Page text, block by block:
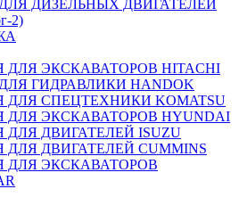
ДИЗЕЛЬНЫХ ДВИГАТЕЛЕЙ
2)
ДЛЯ ЭКСКАВАТОРОВ HITACHI
ГИДРАВЛИКИ HANDOK
ДЛЯ СПЕЦТЕХНИКИ KOMATSU
ДЛЯ ЭКСКАВАТОРОВ HYUNDAI
ДЛЯ ДВИГАТЕЛЕЙ ISUZU
ДВИГАТЕЛЕЙ CUMMINS
ДЛЯ ЭКСКАВАТОРОВ